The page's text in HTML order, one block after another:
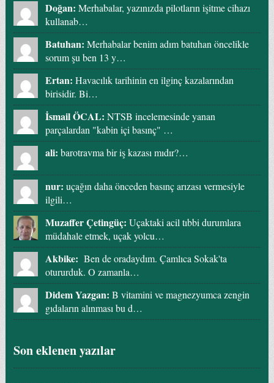
Doğan: Merhabalar, yazınızda pilotların işitme cihazı
kullanab…
Batuhan: Merhabalar benim adım batuhan öncelikle
sorum şu ben 13 y…
Ertan: Havacılık tarihinin en ilginç kazalarından
birisidir. Bi…
İsmail ÖCAL: NTSB incelemesinde yanan
parçalardan "kabin içi basınç" …
ali: barotravma bir iş kazası mıdır?…
nur: uçağın daha önceden basınç arızası vermesiyle
ilgili…
Muzaffer Çetingüç: Uçaktaki acil tıbbi durumlara
müdahale etmek, uçak yolcu…
Akbike: Ben de oradaydım. Çamlıca Sokak'ta
otururduk. O zamanla…
Didem Yazgan: B vitamini ve magnezyumca zengin
gıdaların alınması bu d…
Son eklenen yazılar